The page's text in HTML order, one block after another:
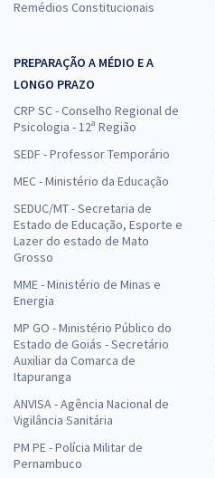
Remédios Constitucionais
PREPARAÇÃO A MÉDIO E A
LONGO PRAZO
CRP SC - Conselho Regional de
Psicologia - 12ª Região
SEDF - Professor Temporário
MEC - Ministério da Educação
SEDUC/MT - Secretaria de
Estado de Educação, Esporte e
Lazer do estado de Mato
Grosso
MME - Ministério de Minas e
Energia
MP GO - Ministério Público do
Estado de Goiás - Secretário
Auxiliar da Comarca de
Itapuranga
ANVISA - Agência Nacional de
Vigilância Sanitária
PM PE - Polícia Militar de
Pernambuco